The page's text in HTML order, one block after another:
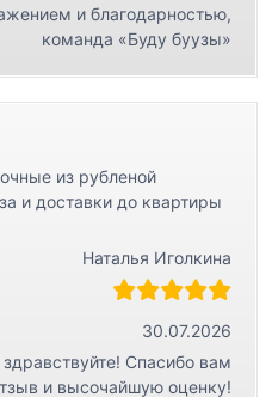
и благодарностью,
команда «Буду буузы»
из рубленой
и доставки до квартиры
Наталья Иголкина
30.07.2026
здравствуйте! Спасибо вам
и высочайшую оценку!